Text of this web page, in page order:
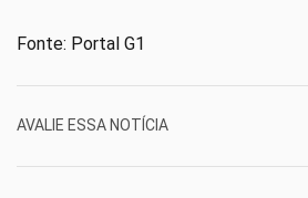
Fonte: Portal G1
AVALIE ESSA NOTÍCIA